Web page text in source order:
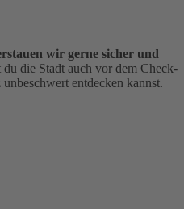
wir gerne sicher und
die Stadt auch vor dem Check-
entdecken kannst.